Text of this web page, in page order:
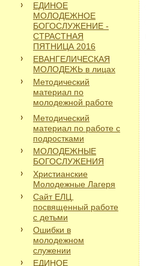
ЕДИНОЕ
МОЛОДЕЖНОЕ
БОГОСЛУЖЕНИЕ -
СТРАСТНАЯ
ПЯТНИЦА 2016
ЕВАНГЕЛИЧЕСКАЯ
МОЛОДЕЖЬ в лицах
Методический
материал по
молодежной работе
Методический
материал по работе с
подростками
МОЛОДЕЖНЫЕ
БОГОСЛУЖЕНИЯ
Христианские
Молодежные Лагеря
Сайт ЕЛЦ,
посвященный работе
с детьми
Ошибки в
молодежном
служении
ЕДИНОЕ